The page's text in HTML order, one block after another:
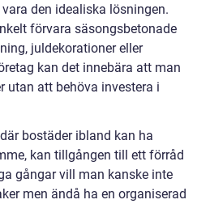
vara den idealiska lösningen.
förvara säsongsbetonade
juldekorationer eller
kan det innebära att man
utan att behöva investera i
bostäder ibland kan ha
kan tillgången till ett förråd
gångar vill man kanske inte
men ändå ha en organiserad